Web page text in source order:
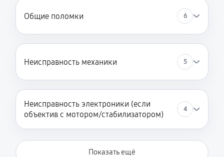
Общие поломки 6
Неисправность механики 5
Неисправность электроники (если
объектив с мотором/стабилизатором)
4
Показать ещё